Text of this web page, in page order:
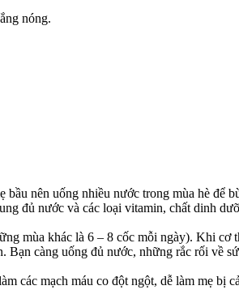
nóng.
bầu nên uống nhiều nước trong mùa hè để
đủ nước và các loại vitamin, chất dinh
mùa khác là 6 – 8 cốc mỗi ngày). Khi cơ
càng uống đủ nước, những rắc rối về
các mạch máu co đột ngột, dễ làm mẹ bị